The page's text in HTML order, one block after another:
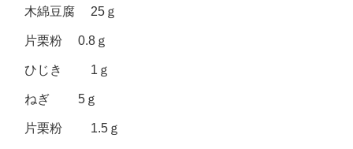
木綿豆腐 25ｇ
片栗粉 0.8ｇ
ひじき 1ｇ
ねぎ 5ｇ
片栗粉 1.5ｇ